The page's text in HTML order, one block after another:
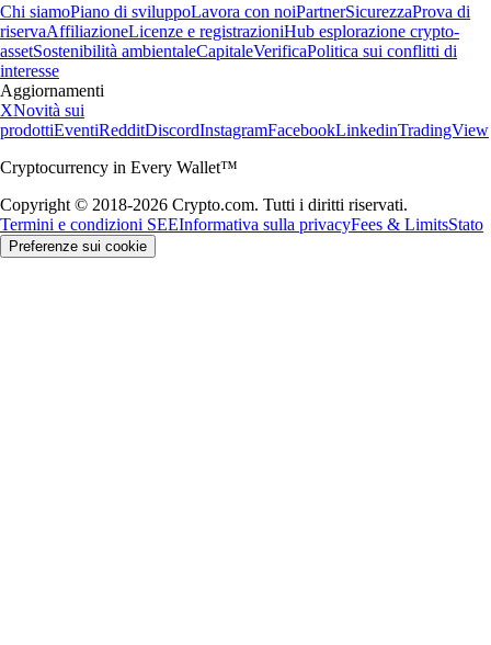
Chi siamoPiano di sviluppoLavora con noiPartnerSicurezzaProva di
riservaAffiliazioneLicenze e registrazioniHub esplorazione crypto-
assetSostenibilità ambientaleCapitaleVerificaPolitica sui conflitti di
interesse
Aggiornamenti
XNovità sui
prodottiEventiRedditDiscordInstagramFacebookLinkedinTradingView
Cryptocurrency in Every Wallet™
Copyright © 2018-2026 Crypto.com. Tutti i diritti riservati.
Termini e condizioni SEEInformativa sulla privacyFees & LimitsStato
Preferenze sui cookie